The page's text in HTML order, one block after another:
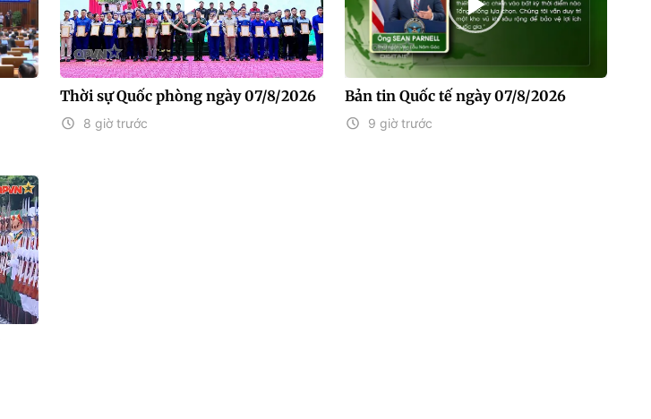
Thời sự Quốc phòng ngày 07/8/2026
8 giờ trước
Bản tin Quốc tế ngày 07/8/2026
9 giờ trước